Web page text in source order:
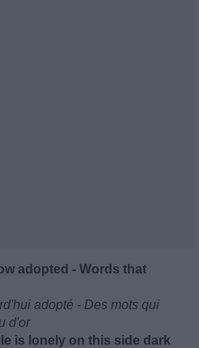
adopted - Words that
adopté - Des mots qui
d'or
is lonely on this side dark